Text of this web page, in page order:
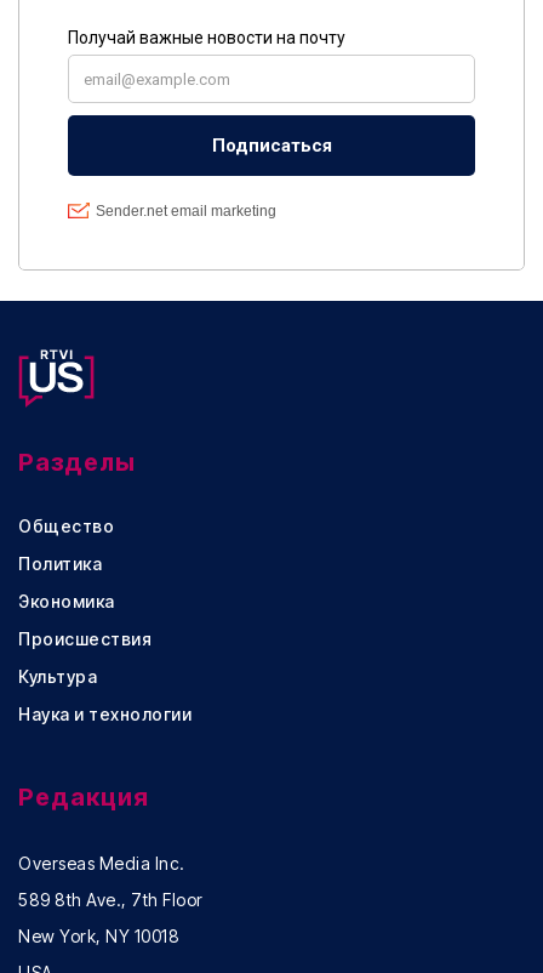
Разделы
Общество
Политика
Экономика
Происшествия
Культура
Наука и технологии
Редакция
Overseas Media Inc.
589 8th Ave., 7th Floor
New York, NY 10018